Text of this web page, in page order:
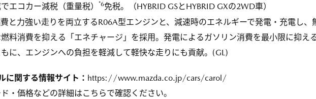
エコカー減税（重量税）
*6免税。（HYBRID GSとHYBRID GXの2WD車）
と力強い走りを両立するR06A型エンジンと、減速時のエネルギーで発電・充電し、
料消費を抑える「エネチャージ」を採用。発電によるガソリン消費を最小限に抑え
もに、エンジンへの負担を軽減して軽快な走りにも貢献。(GL)
に関する情報サイト： https://www.mazda.co.jp/cars/carol/
・価格などの詳細はこちらで確認ください。